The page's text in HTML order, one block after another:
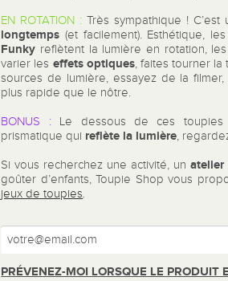
EN ROTATION : Très sympathique ! C’est
longtemps (et facilement). Esthétique, les
Funky reflètent la lumière en rotation,
varier les effets optiques, faites tourner la
sources de lumière, essayez de la
plus rapide que le nôtre.
BONUS :Le dessous de ces toupies
prismatique qui reflète la lumière,
Si vous recherchez une activité, unatelier
goûter d’enfants, Toupie Shop vous
jeux de toupies.
PRÉVENEZ-MOI LORSQUE LE PRODUIT